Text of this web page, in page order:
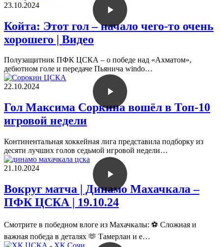
23.10.2024
Койта: Этот гол – начало чего-то очень
хорошего | Видео
Полузащитник ПФК ЦСКА – о победе над «Ахматом»,
дебютном голе и передаче Пьянича windo…
22.10.2024
Гол Максима Соркина вошёл в Топ-10
игровой недели
Континентальная хоккейная лига представила подборку из
десяти лучших голов седьмой игровой недели…
21.10.2024
Вокруг матча | Динамо Махачкала –
ПФК ЦСКА | 19.10.24
Смотрите в победном влоге из Махачкалы: ⚽️ Сложная и
важная победа в деталях 🫶 Тамерлан и е…